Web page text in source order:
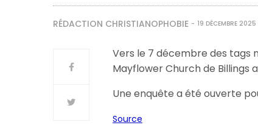
RÉDACTION CHRISTIANOPHOBIE 19 DÉCEMBRE 2025
Vers le 7 décembre des tags
Mayflower Church de Billings
Une enquête a été ouverte
Source